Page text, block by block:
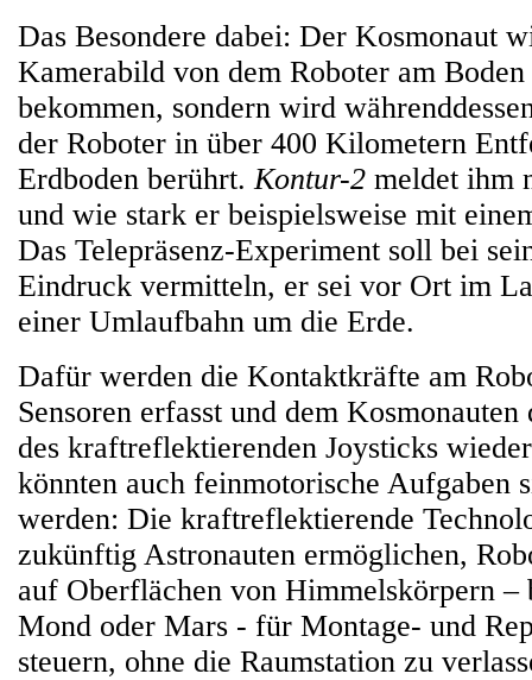
Das Besondere dabei: Der Kosmonaut
Kamerabild von dem Roboter am
bekommen, sondern wird
der Roboter in über 400 Kilometern
Erdboden berührt.Kontur-2 meldet ihm
und wie stark er beispielsweise mit
Das Telepräsenz-Experiment soll bei
Eindruck vermitteln, er sei vor Ort im
einer Umlaufbahn um die Erde.
Dafür werden die Kontaktkräfte am
Sensoren erfasst und dem
des kraftreflektierenden Joysticks
könnten auch feinmotorische Aufgaben
werden: Die kraftreflektierende
zukünftig Astronauten ermöglichen,
auf Oberflächen von Himmelskörpern –
Mond oder Mars - für Montage- und
steuern, ohne die Raumstation zu